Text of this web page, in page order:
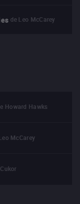
de Leo McCarey
Howard Hawks
McCarey